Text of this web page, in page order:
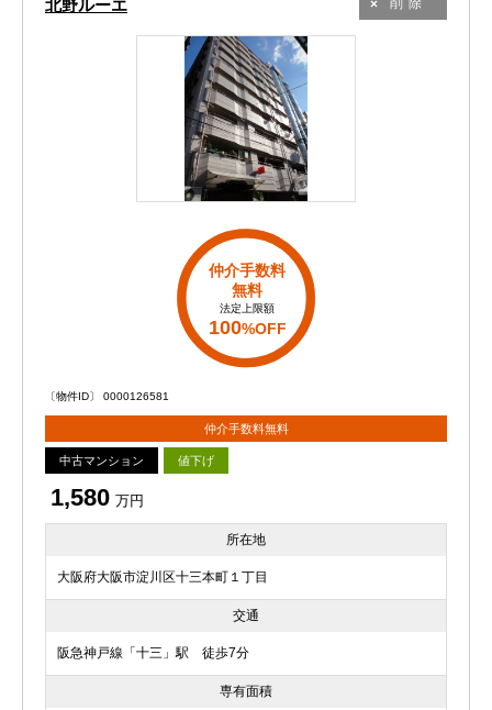
北野ルーエ 削除
仲介手数料
無料
法定上限額
100%OFF
〔物件ID〕 0000126581
仲介手数料無料
中古マンション 値下げ
1,580 万円
所在地
大阪府大阪市淀川区十三本町１丁目
交通
阪急神戸線「十三」駅 徒歩7分
専有面積